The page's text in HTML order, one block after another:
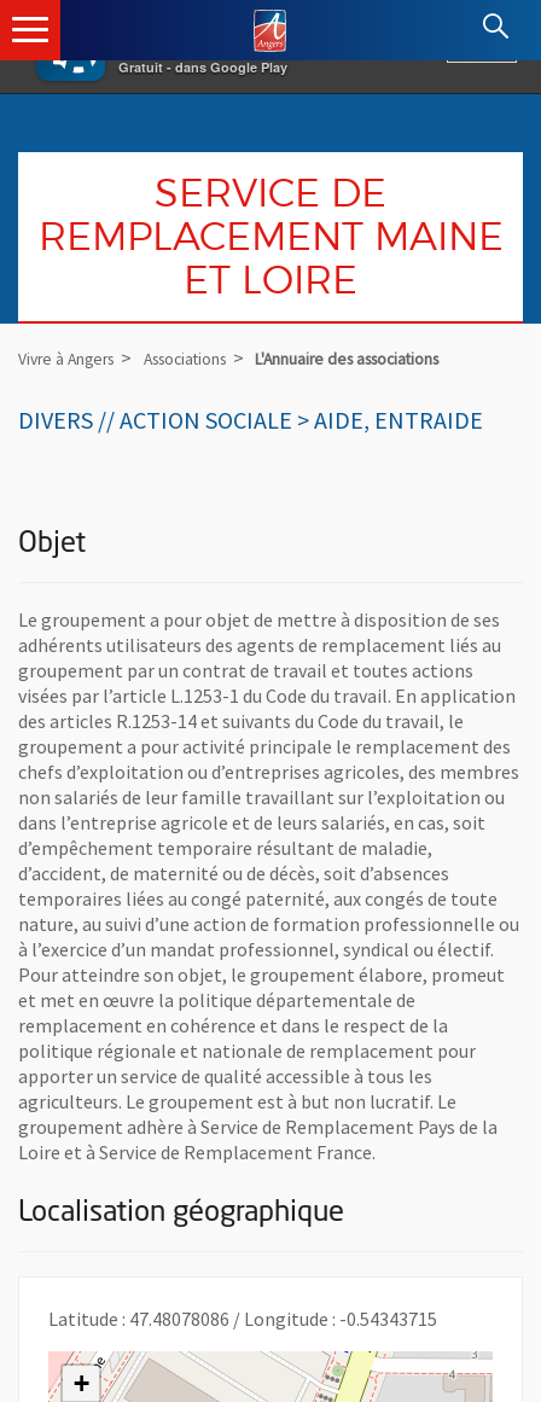
×
Gratuit - dans Google Play
Angers.fr : Retour à l'accueil
SERVICE DE
REMPLACEMENT MAINE
ET LOIRE
Vivre à Angers Associations L'Annuaire des associations
DIVERS // ACTION SOCIALE > AIDE, ENTRAIDE
Objet
Le groupement a pour objet de mettre à disposition de ses
adhérents utilisateurs des agents de remplacement liés au
groupement par un contrat de travail et toutes actions
visées par l’article L.1253-1 du Code du travail. En application
des articles R.1253-14 et suivants du Code du travail, le
groupement a pour activité principale le remplacement des
chefs d’exploitation ou d’entreprises agricoles, des membres
non salariés de leur famille travaillant sur l’exploitation ou
dans l’entreprise agricole et de leurs salariés, en cas, soit
d’empêchement temporaire résultant de maladie,
d’accident, de maternité ou de décès, soit d’absences
temporaires liées au congé paternité, aux congés de toute
nature, au suivi d’une action de formation professionnelle ou
à l’exercice d’un mandat professionnel, syndical ou électif.
Pour atteindre son objet, le groupement élabore, promeut
et met en œuvre la politique départementale de
remplacement en cohérence et dans le respect de la
politique régionale et nationale de remplacement pour
apporter un service de qualité accessible à tous les
agriculteurs. Le groupement est à but non lucratif. Le
groupement adhère à Service de Remplacement Pays de la
Loire et à Service de Remplacement France.
Localisation géographique
Latitude : 47.48078086 / Longitude : -0.54343715
+